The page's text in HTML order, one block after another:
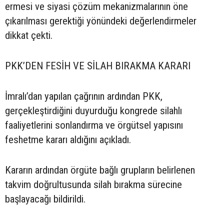
ermesi ve siyasi çözüm mekanizmalarının öne
çıkarılması gerektiği yönündeki değerlendirmeler
dikkat çekti.
PKK’DEN FESİH VE SİLAH BIRAKMA KARARI
İmralı’dan yapılan çağrının ardından PKK,
gerçekleştirdiğini duyurduğu kongrede silahlı
faaliyetlerini sonlandırma ve örgütsel yapısını
feshetme kararı aldığını açıkladı.
Kararın ardından örgüte bağlı grupların belirlenen
takvim doğrultusunda silah bırakma sürecine
başlayacağı bildirildi.